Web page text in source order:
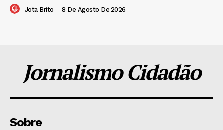
Jota Brito - 8 De Agosto De 2026
Jornalismo Cidadão
Sobre